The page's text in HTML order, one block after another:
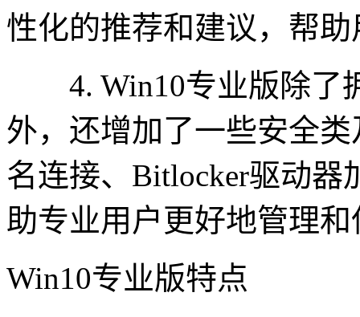
性化的推荐和建议，帮
4. Win10专业版除了
外，还增加了一些安全
名连接、Bitlocker驱动
助专业用户更好地管理
Win10专业版特点